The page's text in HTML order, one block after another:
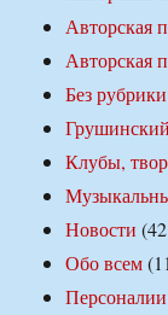
Авторская
Авторская
Без рубрики
Клубы,
Новости
Обо всем
Персоналии